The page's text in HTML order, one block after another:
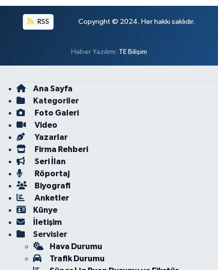
RSS Copyright © 2024. Her hakkı saklıdır.
Haber Yazılımı: TE Bilişim
Ana Sayfa
Kategoriler
Foto Galeri
Video
Yazarlar
Firma Rehberi
Seri İlan
Röportaj
Biyografi
Anketler
Künye
İletişim
Servisler
Hava Durumu
Trafik Durumu